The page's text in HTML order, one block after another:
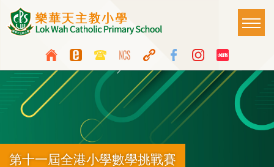
Skip to main content
Top
Media
Icon
Button
Language
switcher
Main
第十一屆全港小學數學挑戰賽